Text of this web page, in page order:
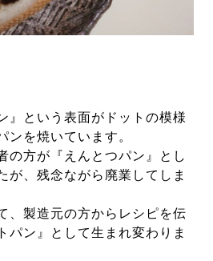
』という表面がドットの模様
を焼いています。
の方が『えんとつパン』とし
が、残念ながら廃業してしま
、製造元の方からレシピを伝
パン』として生まれ変わりま